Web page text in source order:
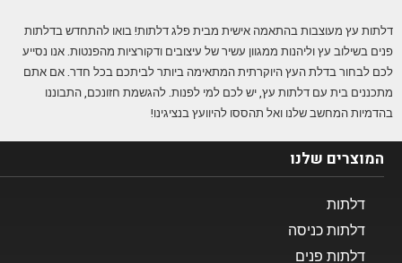
דלתות עץ מעוצבות בהתאמה אישית מבית פלג דלתות! בואו להתחדש בדלתות
פנים בשילוב עץ וליהנות ממגוון עשיר של עיצובים ודקורציות מהפנטות. אנו נסייע
לכם לבחור בדלת העץ היוקרתית המתאימה ביותר לביתכם בכל חדר. אם אתם
מתכננים בית עם דלתות עץ, יש לכם למי לפנות. להגשמת חזונכם, התבוננו
בהדמיות המחשב שלנו ואל תהססו להיוועץ בנציגינו!
המוצרים שלנו​
דלתות
דלתות כניסה
דלתות פנים